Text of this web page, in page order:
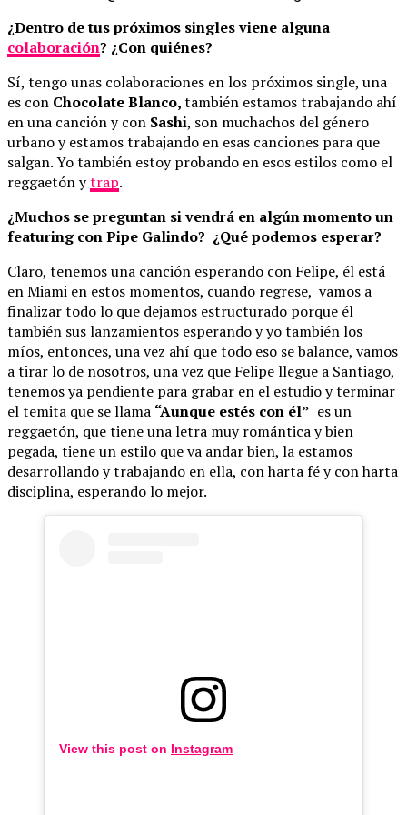
¿Dentro de tus próximos singles viene alguna
colaboración? ¿Con quiénes?
Sí, tengo unas colaboraciones en los próximos single, una
es con Chocolate Blanco,también estamos trabajando ahí
en una canción y con Sashi, son muchachos del género
urbano y estamos trabajando en esas canciones para que
salgan. Yo también estoy probando en esos estilos como el
reggaetón ytrap.
¿Muchos se preguntan si vendrá en algún momento un
featuring con Pipe Galindo? ¿Qué podemos esperar?
Claro, tenemos una canción esperando con Felipe, él está
en Miami en estos momentos, cuando regrese, vamos a
finalizar todo lo que dejamos estructurado porque él
también sus lanzamientos esperando y yo también los
míos, entonces, una vez ahí que todo eso se balance, vamos
a tirar lo de nosotros, una vez que Felipe llegue a Santiago,
tenemos ya pendiente para grabar en el estudio y terminar
el temita que se llama “Aunque estés con él” es un
reggaetón, que tiene una letra muy romántica y bien
pegada, tiene un estilo que va andar bien, la estamos
desarrollando y trabajando en ella, con harta fé y con harta
disciplina, esperando lo mejor.
View this post on Instagram